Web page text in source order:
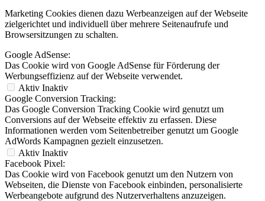
Marketing Cookies dienen dazu Werbeanzeigen auf der Webseite
zielgerichtet und individuell über mehrere Seitenaufrufe und
Browsersitzungen zu schalten.
Google AdSense:
Das Cookie wird von Google AdSense für Förderung der
Werbungseffizienz auf der Webseite verwendet.
Aktiv Inaktiv
Google Conversion Tracking:
Das Google Conversion Tracking Cookie wird genutzt um
Conversions auf der Webseite effektiv zu erfassen. Diese
Informationen werden vom Seitenbetreiber genutzt um Google
AdWords Kampagnen gezielt einzusetzen.
Aktiv Inaktiv
Facebook Pixel:
Das Cookie wird von Facebook genutzt um den Nutzern von
Webseiten, die Dienste von Facebook einbinden, personalisierte
Werbeangebote aufgrund des Nutzerverhaltens anzuzeigen.